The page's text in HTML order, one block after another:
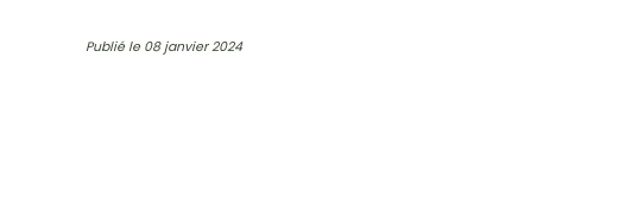
Publié le 08 janvier 2024